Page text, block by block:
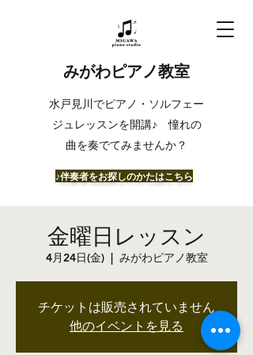
みがわピアノ教室
​水戸見川でピアノ・ソルフェー
ジュレッスンを開講♪ 憧れの
曲を奏でてみませんか？
​♪伴奏者をお探しのかたはこちら
金曜日レッスン
4月24日(金)
  |
みがわピアノ教室
チケットは販売されていません
他のイベントを見る